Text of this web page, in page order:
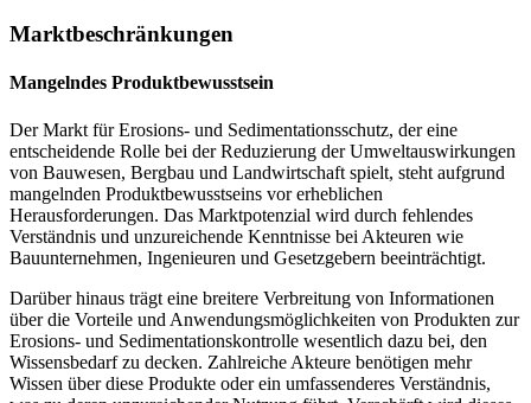
Marktbeschränkungen
Mangelndes Produktbewusstsein
Der Markt für Erosions- und Sedimentationsschutz, der eine
entscheidende Rolle bei der Reduzierung der Umweltauswirkungen
von Bauwesen, Bergbau und Landwirtschaft spielt, steht aufgrund
mangelnden Produktbewusstseins vor erheblichen
Herausforderungen. Das Marktpotenzial wird durch fehlendes
Verständnis und unzureichende Kenntnisse bei Akteuren wie
Bauunternehmen, Ingenieuren und Gesetzgebern beeinträchtigt.
Darüber hinaus trägt eine breitere Verbreitung von Informationen
über die Vorteile und Anwendungsmöglichkeiten von Produkten zur
Erosions- und Sedimentationskontrolle wesentlich dazu bei, den
Wissensbedarf zu decken. Zahlreiche Akteure benötigen mehr
Wissen über diese Produkte oder ein umfassenderes Verständnis,